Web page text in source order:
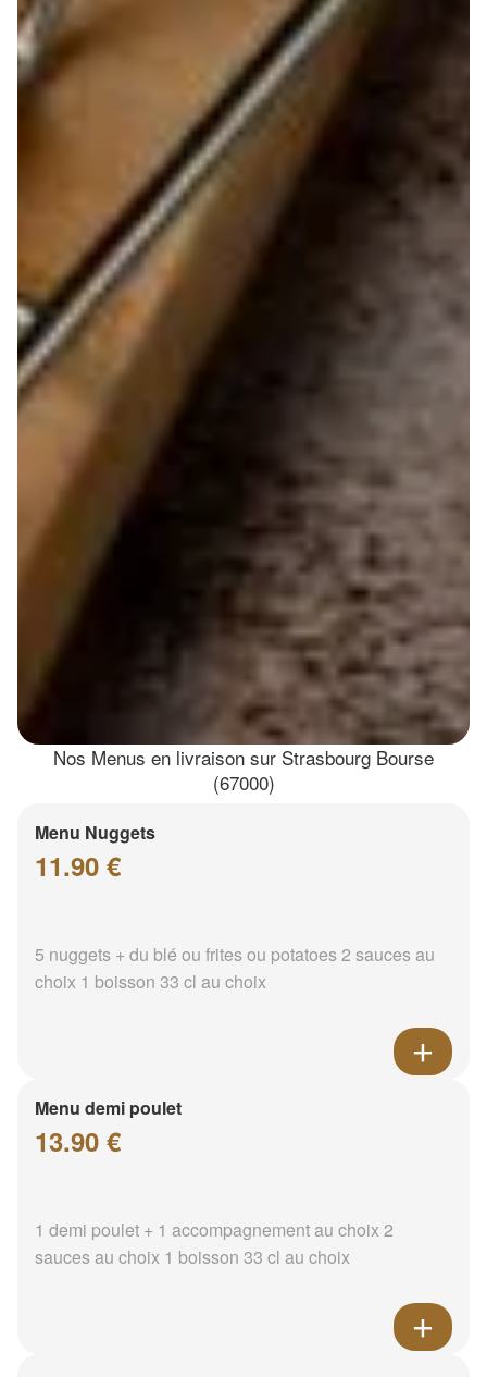
Nos Menus en livraison sur Strasbourg Bourse
(67000)
Menu Nuggets
11.90 €
5 nuggets + du blé ou frites ou potatoes 2 sauces au
choix 1 boisson 33 cl au choix
Menu demi poulet
13.90 €
1 demi poulet + 1 accompagnement au choix 2
sauces au choix 1 boisson 33 cl au choix